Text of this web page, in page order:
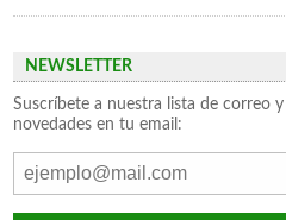
NEWSLETTER
Suscríbete a nuestra lista de correo
novedades en tu email: